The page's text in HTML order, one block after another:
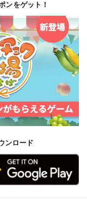
ンをゲット！
ンロード